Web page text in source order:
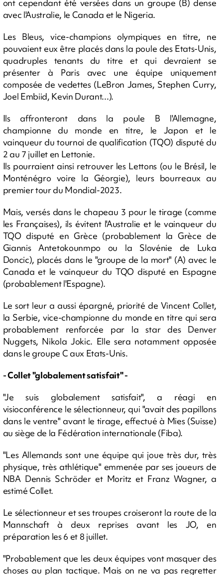
ont cependant été versées dans un groupe (B) dense
avec l'Australie, le Canada et le Nigeria.
Les Bleus, vice-champions olympiques en titre, ne
pouvaient eux être placés dans la poule des Etats-Unis,
quadruples tenants du titre et qui devraient se
présenter à Paris avec une équipe uniquement
composée de vedettes (LeBron James, Stephen Curry,
Joel Embiid, Kevin Durant...).
Ils affronteront dans la poule B l'Allemagne,
championne du monde en titre, le Japon et le
vainqueur du tournoi de qualification (TQO) disputé du
2 au 7 juillet en Lettonie.
Ils pourraient ainsi retrouver les Lettons (ou le Brésil, le
Monténégro voire la Géorgie), leurs bourreaux au
premier tour du Mondial-2023.
Mais, versés dans le chapeau 3 pour le tirage (comme
les Françaises), ils évitent l'Australie et le vainqueur du
TQO disputé en Grèce (probablement la Grèce de
Giannis Antetokounmpo ou la Slovénie de Luka
Doncic), placés dans le "groupe de la mort" (A) avec le
Canada et le vainqueur du TQO disputé en Espagne
(probablement l'Espagne).
Le sort leur a aussi épargné, priorité de Vincent Collet,
la Serbie, vice-championne du monde en titre qui sera
probablement renforcée par la star des Denver
Nuggets, Nikola Jokic. Elle sera notamment opposée
dans le groupe C aux Etats-Unis.
- Collet "globalement satisfait" -
"Je suis globalement satisfait", a réagi en
visioconférence le sélectionneur, qui "avait des papillons
dans le ventre" avant le tirage, effectué à Mies (Suisse)
au siège de la Fédération internationale (Fiba).
"Les Allemands sont une équipe qui joue très dur, très
physique, très athlétique" emmenée par ses joueurs de
NBA Dennis Schröder et Moritz et Franz Wagner, a
estimé Collet.
Le sélectionneur et ses troupes croiseront la route de la
Mannschaft à deux reprises avant les JO, en
préparation les 6 et 8 juillet.
"Probablement que les deux équipes vont masquer des
choses au plan tactique. Mais on ne va pas regretter